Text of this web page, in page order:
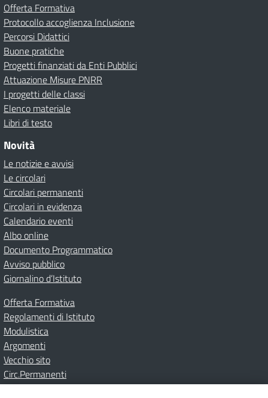
Offerta Formativa
Protocollo accoglienza Inclusione
Percorsi Didattici
Buone pratiche
Progetti finanziati da Enti Pubblici
Attuazione Misure PNRR
I progetti delle classi
Elenco materiale
Libri di testo
Novità
Le notizie e avvisi
Le circolari
Circolari permanenti
Circolari in evidenza
Calendario eventi
Albo online
Documento Programmatico
Avviso pubblico
Giornalino d’Istituto
Offerta Formativa
Regolamenti di Istituto
Modulistica
Argomenti
Vecchio sito
Circ.Permanenti